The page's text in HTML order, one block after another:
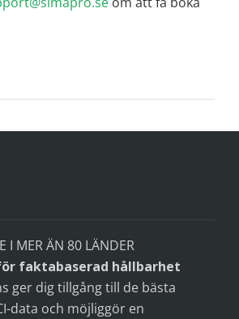
I MER ÄN 80 LÄNDER
faktabaserad hållbarhet
ger dig tillgång till de bästa
data och möjliggör en